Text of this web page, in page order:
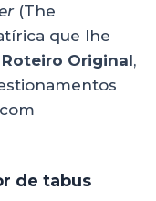
(The
que lhe
Original,
de tabus